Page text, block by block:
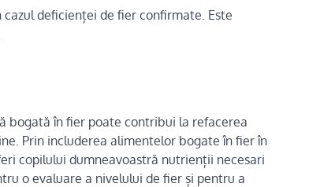
deficienței de fier confirmate. Este
bogată în fier poate contribui la refacerea
Prin includerea alimentelor bogate în fier în
copilului dumneavoastră nutrienții necesari
o evaluare a nivelului de fier și pentru a